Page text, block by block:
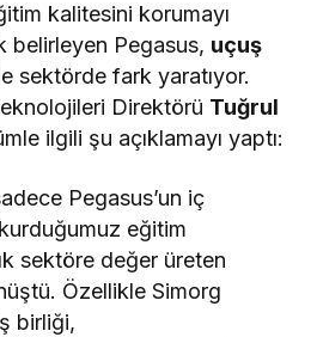
kalitesini korumayı
belirleyen Pegasus, uçuş
ile sektörde fark yaratıyor.
Direktörü Tuğrul
ilgili şu açıklamayı yaptı:
Pegasus’un iç
eğitim
sektöre değer üreten
Özellikle Simorg
birliği,